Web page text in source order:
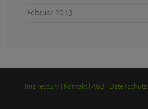
Februar 2013
Impressum Kontakt AGB Datenschutz